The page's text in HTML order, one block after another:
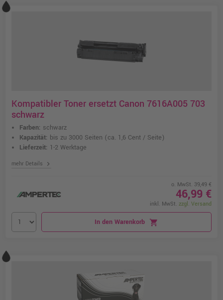
Kompatibler Toner ersetzt Canon 7616A005 703
schwarz
Farben: schwarz
Kapazität: bis zu 3000 Seiten (ca. 1,6 Cent / Seite)
Lieferzeit: 1-2 Werktage
mehr Details chevron_right
o. MwSt. 39,49 €
46,99 €
inkl. MwSt. zzgl. Versand
In den Warenkorb shopping_cart